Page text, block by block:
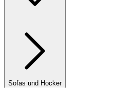
Sofas und Hocker